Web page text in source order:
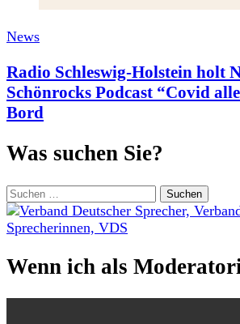
News
Radio Schleswig-Holstein holt
Schönrocks Podcast “Covid
Bord
Was suchen Sie?
Suchen
nach:
Wenn ich als